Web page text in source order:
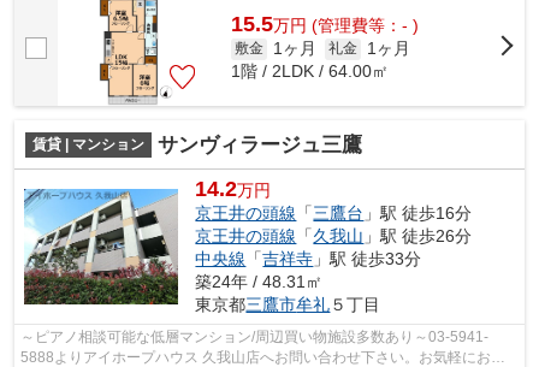
15.5万円 (管理費等：- )
敷金 1ヶ月 礼金
1ヶ月
1階 / 2LDK / 64.00㎡
賃貸 | マンション サンヴィラージュ三鷹
14.2万円
京王井の頭線 「三鷹台 」駅 徒歩16分
京王井の頭線 「久我山 」駅 徒歩26分
中央線 「吉祥寺 」駅 徒歩33分
築24年 / 48.31㎡
東京都三鷹市牟礼５丁目
～ピアノ相談可能な低層マンション/周辺買い物施設多数あり～03-5941-
5888よりアイホープハウス 久我山店へお問い合わせ下さい。お気軽にお問